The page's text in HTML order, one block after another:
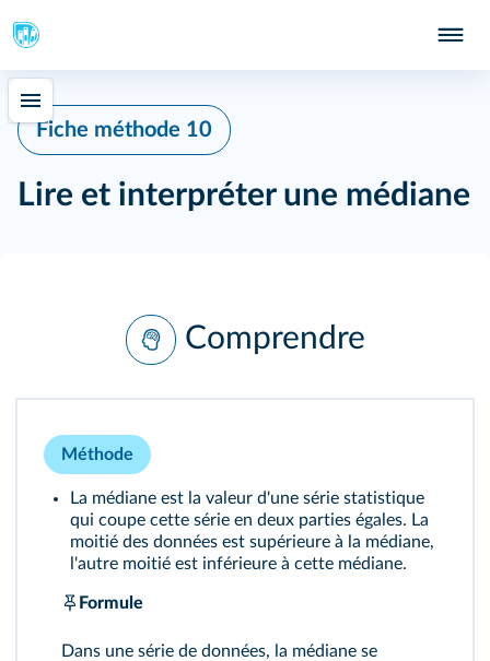
Fiche méthode 10
Lire et interpréter une médiane
Comprendre
Méthode
La médiane est la valeur d'une série statistique
qui coupe cette série en deux parties égales. La
moitié des données est supérieure à la médiane,
l'autre moitié est inférieure à cette médiane.
Formule
Dans une série de données, la médiane se